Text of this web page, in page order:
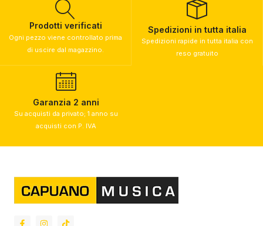
Prodotti verificati
Ogni pezzo viene controllato prima
di uscire dal magazzino.
Spedizioni in tutta italia
Spedizioni rapide in tutta italia con
reso gratuito
Garanzia 2 anni
Su acquisti da privato; 1 anno su
acquisti con P. IVA​